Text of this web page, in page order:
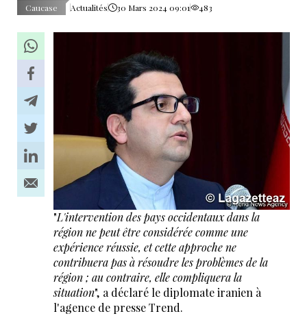
Caucase Actualités 30 Mars 2024 09:01 483
"L'intervention des pays occidentaux dans la
région ne peut être considérée comme une
expérience réussie, et cette approche ne
contribuera pas à résoudre les problèmes de la
région ; au contraire, elle compliquera la
situation", a déclaré le diplomate iranien à
l'agence de presse Trend.